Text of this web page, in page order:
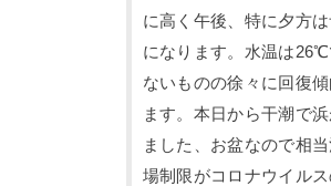
に高く午後、特に夕方
になります。水温は26℃
ないものの徐々に回復
ます。本日から干潮で
ました、お盆なので相
場制限がコロナウイル